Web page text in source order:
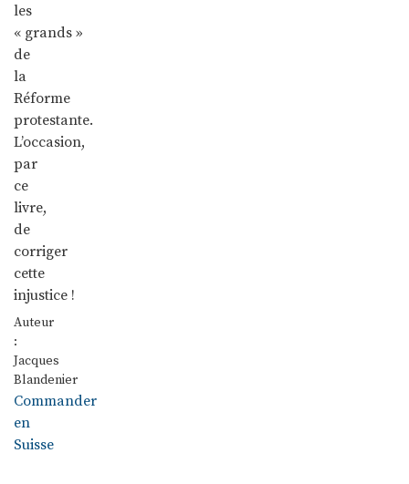
les
« grands »
de
la
Réforme
protestante.
L’occasion,
par
ce
livre,
de
corriger
cette
injustice !
Auteur
:
Jacques
Blandenier
Commander
en
Suisse